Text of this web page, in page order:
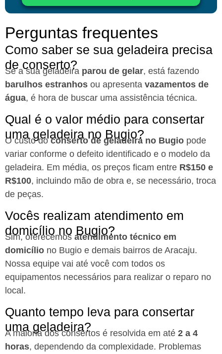
Perguntas frequentes
Como saber se sua geladeira precisa
de conserto?
Se a sua geladeira parou de gelar, está fazendo
barulhos estranhos ou apresenta vazamentos de
água, é hora de buscar uma assistência técnica.
Qual é o valor médio para consertar
uma geladeira no Bugio?
O custo doconserto de geladeira no Bugio pode
variar conforme o defeito identificado e o modelo da
geladeira. Em média, os preços ficam entre R$150 e
R$100, incluindo mão de obra e, se necessário, troca
de peças.
Vocês realizam atendimento em
domicílio no Bugio?
Sim, oferecemos atendimento técnico em
domicílio no Bugio e demais bairros de Aracaju.
Nossa equipe vai até você com todos os
equipamentos necessários para realizar o reparo no
local.
Quanto tempo leva para consertar
uma geladeira?
A maioria dos consertos é resolvida em até 2 a 4
horas, dependendo da complexidade. Problemas